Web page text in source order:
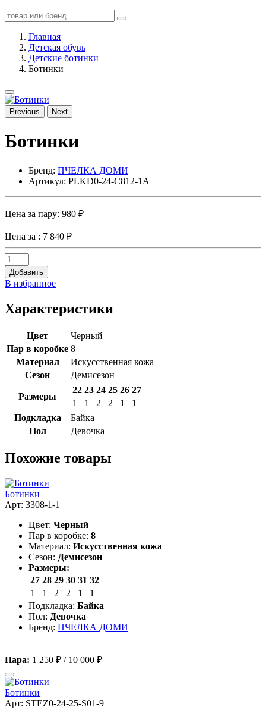
Главная
Детская обувь
Детские ботинки
Ботинки
Previous Next
Ботинки
Бренд: ПЧЕЛКА ДОМИ
Артикул: PLKD0-24-C812-1A
Цена за пару: 980 ₽
Цена за : 7 840 ₽
Добавить
В избранное
Характеристики
Цвет
Черный
Пар в коробке 8
Материал
Искусственная кожа
Сезон
Демисезон
Размеры
22 23 24 25 26 27
1
1 2 2 1
1
Подкладка
Байка
Пол
Девочка
Похожие товары
Ботинки
Арт: 3308-1-1
Цвет: Черный
Пар в коробке: 8
Материал: Искусственная кожа
Сезон: Демисезон
Размеры:
27 28 29 30 31 32
1
1 2 2 1
1
Подкладка: Байка
Пол: Девочка
Бренд: ПЧЕЛКА ДОМИ
Пара: 1 250 ₽ / 10 000 ₽
Ботинки
Арт: STEZ0-24-25-S01-9